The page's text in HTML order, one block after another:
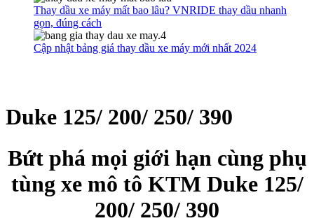
Thay dầu xe máy mất bao lâu? VNRIDE thay dầu nhanh
gọn, đúng cách
Cập nhật bảng giá thay dầu xe máy mới nhất 2024
Duke 125/ 200/ 250/ 390
Bứt phá mọi giới hạn cùng phụ
tùng xe mô tô KTM Duke 125/
200/ 250/ 390